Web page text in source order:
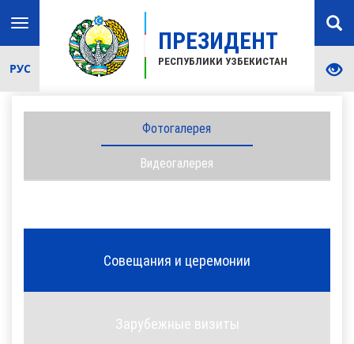
ПРЕЗИДЕНТ
РЕСПУБЛИКИ УЗБЕКИСТАН
Toggle
navigation
РУС
Фотогалерея
Видеогалерея
Совещания и церемонии
Зарубежные визиты